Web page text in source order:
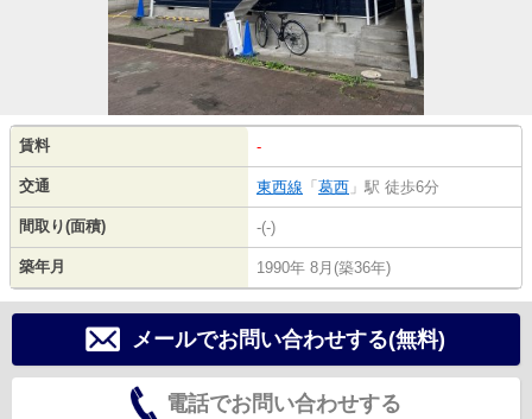
賃料 -
交通 東西線 「 葛西 」駅 徒歩6分
間取り(面積) -(-)
築年月 1990年 8月(築36年)
メールでお問い合わせする(無料)
電話でお問い合わせする